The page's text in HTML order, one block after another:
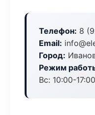
Телефон: 8
Email:
Город:
Режим
Вс: 10:00-17:00